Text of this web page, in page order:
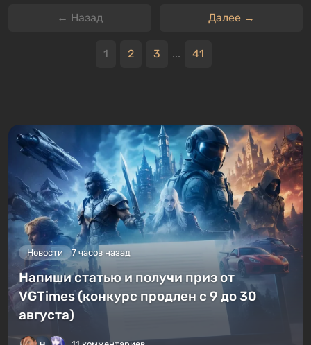
← Назад Далее →
1 2 3 ... 41
Новости 7 часов назад
Напиши статью и получи приз от
VGTimes (конкурс продлен с 9 до 30
августа)